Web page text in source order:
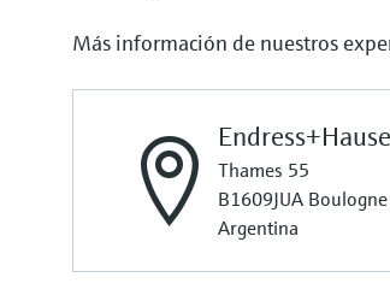
Más información de nuestros
Thames 55
B1609JUA Boulogne
Argentina